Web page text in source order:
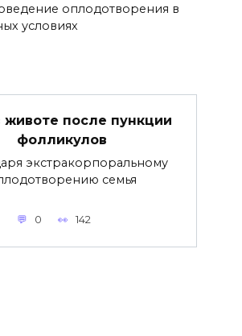
оплодотворения в
условиях
животе после пункции
фолликулов
экстракорпоральному
семья
0 142